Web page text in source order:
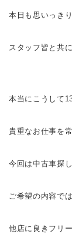
本日も思いっき
スタッフ皆と共
本当にこうして
貴重なお仕事を
今回は中古車探
ご希望の内容で
他店に良きフリ